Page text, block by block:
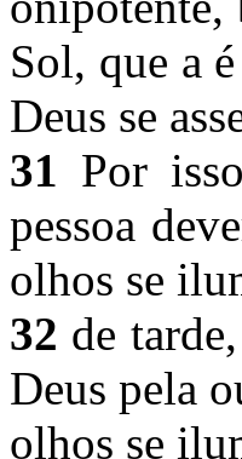
Sol, que a
Deus se
31 Por
pessoa
olhos se
32 de
Deus pela
olhos se